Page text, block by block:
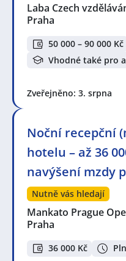
Laba Czech
Praha
50 000 – 90 000 Kč
Vhodné také pro
Zveřejněno: 3. srpna
Noční recepční
hotelu – až 36
navýšení mzdy
Nutně vás hledají
Mankato Prague
Praha
36 000 Kč